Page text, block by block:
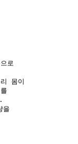
로
몸이
을